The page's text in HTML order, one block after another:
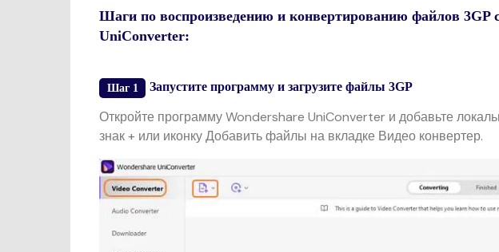
Шаги по воспроизведению и конвертированию файлов
UniConverter:
Шаг 1 Запустите программу и загрузите файлы 3GP
Откройте программу Wondershare UniConverter и добавьте
знак + или иконку Добавить файлы на вкладке Видео конвертер.